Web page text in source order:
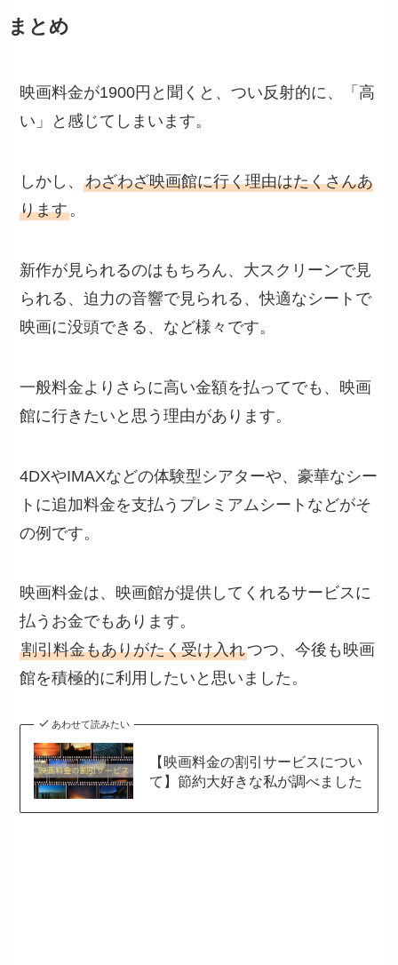
まとめ
映画料金が1900円と聞くと、つい反射的に、「高
い」と感じてしまいます。
しかし、わざわざ映画館に行く理由はたくさんあ
ります。
新作が見られるのはもちろん、大スクリーンで見
られる、迫力の音響で見られる、快適なシートで
映画に没頭できる、など様々です。
一般料金よりさらに高い金額を払ってでも、映画
館に行きたいと思う理由があります。
4DXやIMAXなどの体験型シアターや、豪華なシー
トに追加料金を支払うプレミアムシートなどがそ
の例です。
映画料金は、映画館が提供してくれるサービスに
払うお金でもあります。
割引料金もありがたく受け入れつつ、今後も映画
館を積極的に利用したいと思いました。
あわせて読みたい
【映画料金の割引サービスについ
て】節約大好きな私が調べました